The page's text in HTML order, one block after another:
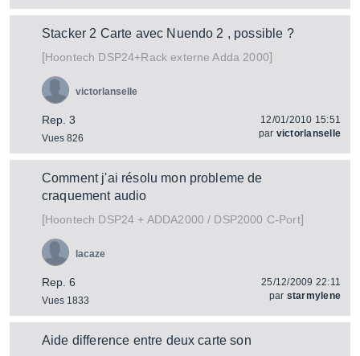
Stacker 2 Carte avec Nuendo 2 , possible ?
[Hoontech DSP24+Rack externe Adda 2000]
Rep. 3
Vues 826
victorlanselle
12/01/2010 15:51
par victorlanselle
Comment j'ai résolu mon probleme de
craquement audio
[Hoontech DSP24 + ADDA2000 / DSP2000 C-Port]
Rep. 6
Vues 1833
lacaze
25/12/2009 22:11
par starmylene
Aide difference entre deux carte son